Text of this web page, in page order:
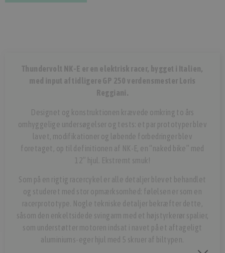
Thundervolt NK-E er en elektrisk racer, bygget i Italien,
med input af tidligere GP 250 verdensmester Loris
Reggiani.
Designet og konstruktionen krævede omkring to års
omhyggelige undersøgelser og tests: et par prototyper blev
lavet, modifikationer og løbende forbedringer blev
foretaget, op til definitionen af ​​NK-E, en “naked bike” med
12” hjul. Ekstremt smuk!
Som på en rigtig racercykel er alle detaljer blevet behandlet
og studeret med stor opmærksomhed: følelsen er som en
racerprototype. Nogle tekniske detaljer bekræfter dette,
såsom den enkeltsidede svingarm med et højstyrkerør spalier,
som understøtter motoren indsat i navet på et aftageligt
aluminiums-eger hjul med 5 skruer af biltypen.